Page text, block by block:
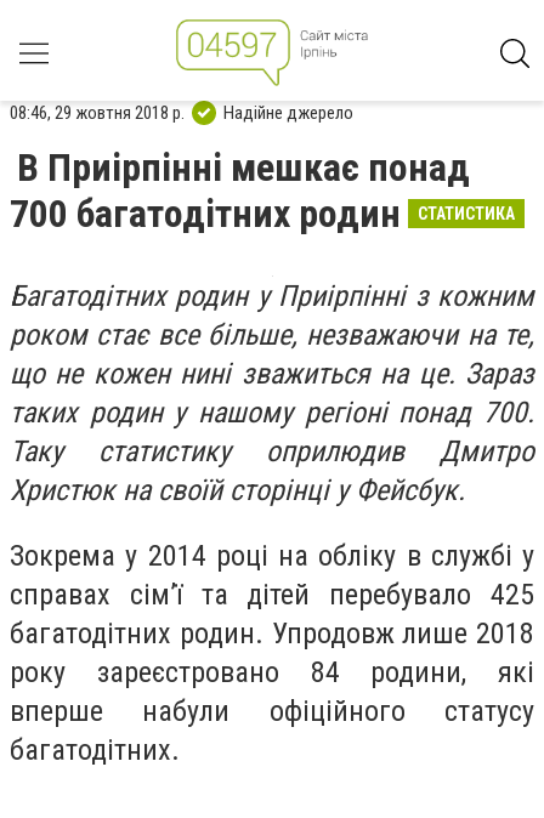
08:46, 29 жовтня 2018 р. Надійне джерело
В Приірпінні мешкає понад
700 багатодітних родин
СТАТИСТИКА
Багатодітних родин у Приірпінні з кожним
роком стає все більше, незважаючи на те,
що не кожен нині зважиться на це. Зараз
таких родин у нашому регіоні понад 700.
Таку статистику оприлюдив Дмитро
Христюк на своїй сторінці у Фейсбук.
Зокрема у 2014 році на обліку в службі у
справах сім’ї та дітей перебувало 425
багатодітних родин. Упродовж лише 2018
року зареєстровано 84 родини, які
вперше набули офіційного статусу
багатодітних.